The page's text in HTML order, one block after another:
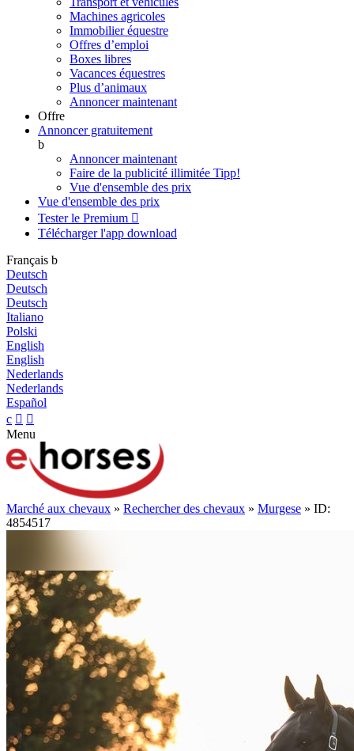
Machines agricoles
Immobilier équestre
Offres d’emploi
Boxes libres
Vacances équestres
Plus d’animaux
Annoncer maintenant
Offre
Annoncer gratuitement
b
Annoncer maintenant
Faire de la publicité illimitée Tipp!
Vue d'ensemble des prix
Vue d'ensemble des prix
Tester le Premium 
Télécharger l'app download
Français b
Deutsch
Deutsch
Deutsch
Italiano
Polski
English
English
Nederlands
Nederlands
Español
c  
Menu
Marché aux chevaux » Rechercher des chevaux » Murgese » ID:
4854517